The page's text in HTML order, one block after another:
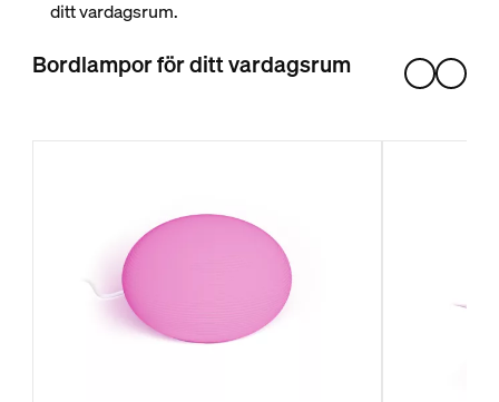
ditt vardagsrum.
Bordlampor för ditt vardagsrum